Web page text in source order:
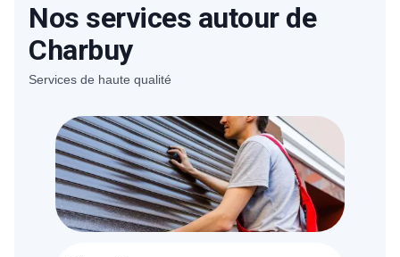
donc nos prix sont parmi les moins chers
Nos services autour de
Charbuy
Services de haute qualité